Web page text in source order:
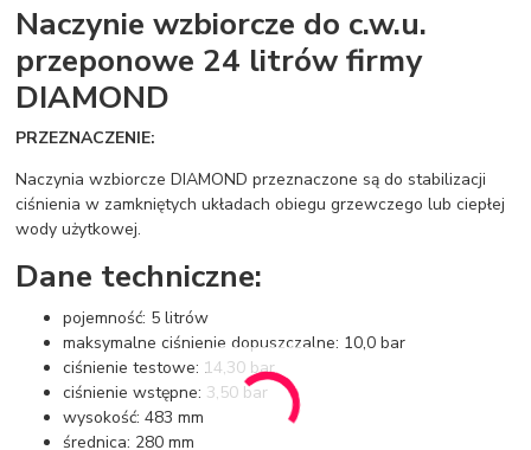
Naczynie wzbiorcze do c.w.u.
przeponowe 24 litrów firmy
DIAMOND
PRZEZNACZENIE:
Naczynia wzbiorcze DIAMOND przeznaczone są do stabilizacji
ciśnienia w zamkniętych układach obiegu grzewczego lub ciepłej
wody użytkowej.
Dane techniczne:
pojemność: 5 litrów
maksymalne ciśnienie dopuszczalne: 10,0 bar
ciśnienie testowe: 14,30 bar
ciśnienie wstępne: 3,50 bar
wysokość: 483 mm
średnica: 280 mm